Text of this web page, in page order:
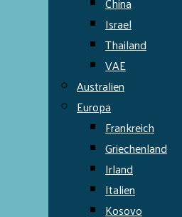
Israel
Thailand
VAE
Australien
Europa
Frankreich
Griechenland
Irland
Italien
Kosovo